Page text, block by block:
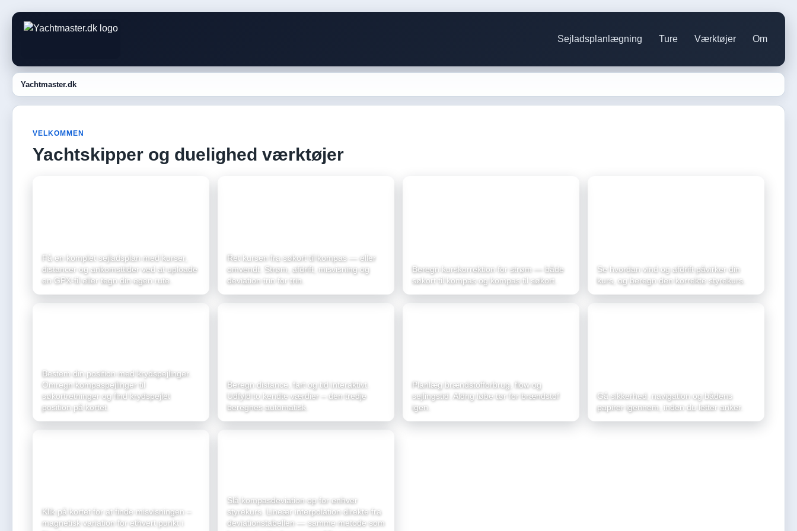
Sejladsplanlægning Ture Værktøjer Om
Yachtmaster.dk
VELKOMMEN
Yachtskipper og duelighed værktøjer
Få en komplet sejladsplan med kurser,
distancer og ankomsttider ved at uploade
en GPX-fil eller tegn din egen rute.
Ret kursen fra søkort til kompas — eller
omvendt. Strøm, afdrift, misvisning og
deviation trin for trin.
Beregn kurskorrektion for strøm — både
søkort til kompas og kompas til søkort.
Se hvordan vind og afdrift påvirker din
kurs, og beregn den korrekte styrekurs.
Bestem din position med krydspejlinger.
Omregn kompaspejlinger til
søkortretninger og find krydspejlet
position på kortet.
Beregn distance, fart og tid interaktivt.
Udfyld to kendte værdier – den tredje
beregnes automatisk.
Planlæg brændstofforbrug, flow og
sejlingstid. Aldrig løbe tør for brændstof
igen.
Gå sikkerhed, navigation og bådens
papirer igennem, inden du letter anker.
Klik på kortet for at finde misvisningen –
magnetisk variation for ethvert punkt i
Slå kompasdeviation op for enhver
styrekurs. Lineær interpolation direkte fra
deviationstabellen — samme metode som